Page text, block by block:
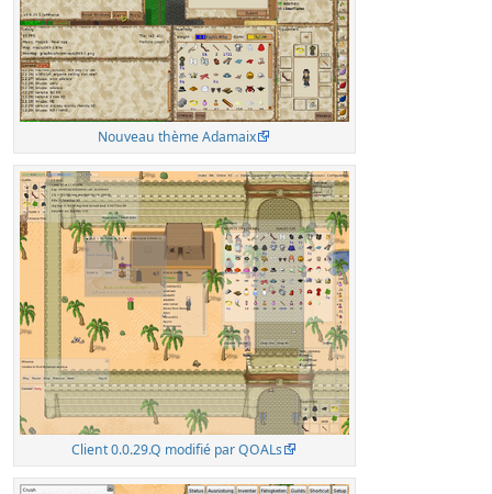
Nouveau thème Adamaix
Client 0.0.29.Q modifié par QOALs